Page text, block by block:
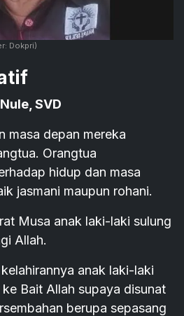
Dokpri)
SVD
masa depan mereka
Orangtua
hidup dan masa
jasmani maupun rohani.
Musa anak laki-laki sulung
Allah.
anak laki-laki
Bait Allah supaya disunat
berupa sepasang